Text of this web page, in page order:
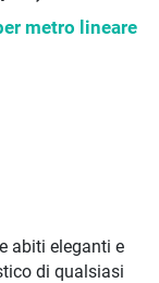
metro lineare
abiti eleganti e
di qualsiasi